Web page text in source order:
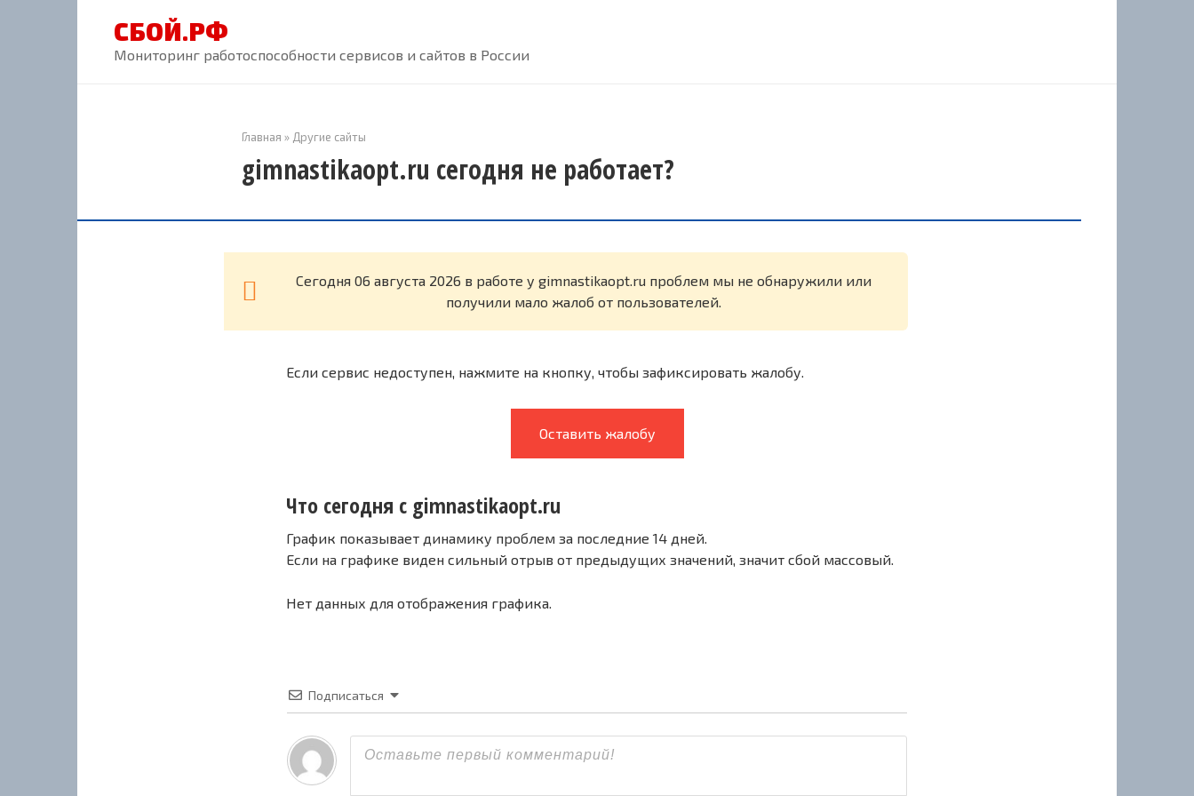
СБОЙ.РФ
Мониторинг работоспособности сервисов и сайтов в России
Главная » Другие сайты
gimnastikaopt.ru сегодня не работает?
Cегодня 06 августа 2026 в работе у gimnastikaopt.ru проблем мы не обнаружили или
получили мало жалоб от пользователей.
Если сервис недоступен, нажмите на кнопку, чтобы зафиксировать жалобу.
Оставить жалобу
Что сегодня с gimnastikaopt.ru
График показывает динамику проблем за последние 14 дней.
Если на графике виден сильный отрыв от предыдущих значений, значит сбой массовый.
Нет данных для отображения графика.
Подписаться